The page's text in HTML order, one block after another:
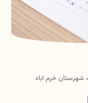
بهداشت شهرستان خرم
شهرستانهای کوهدشت،